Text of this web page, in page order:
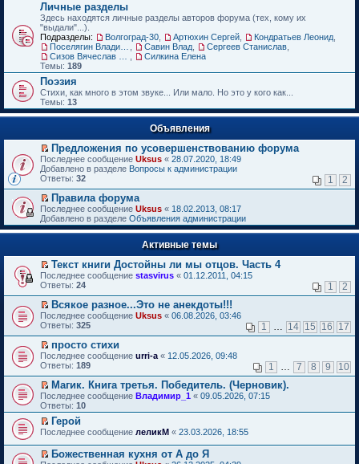
Личные разделы
Здесь находятся личные разделы авторов форума (тех, кому их
"выдали"...).
Подразделы:
Волгоград-30 Артюхин Сергей Кондратьев Леонид
Савин Влад Сергеев Станислав
Силкина Елена
Темы: 189
Поэзия
Стихи, как много в этом звуке... Или мало. Но это у кого как...
Темы: 13
Объявления
П
е
р
й
т
и
к
п
в
о
м
у
н
е
п
р
о
ч
и
т
а
н
н
о
м
у
с
о
о
Предложения по усовершенствованию форума
Последнее сообщение Uksus « 28.07.2020, 18:49
Добавлено в разделе Вопросы к администрации
Ответы: 32 1 2
П
е
р
е
т
и
к
п
р
в
о
м
у
н
е
п
р
о
ч
и
т
а
н
н
о
Правила форума
Последнее сообщение Uksus « 18.02.2013, 08:17
Добавлено в разделе Объявления администрации
Активные темы
П
е
е
й
т
и
п
е
р
в
о
м
у
н
е
п
р
о
Текст книги Достойны ли мы отцов. Часть 4
Последнее сообщение stasvirus « 01.12.2011, 04:15
Ответы: 24 1 2
П
е
е
й
т
и
к
п
е
р
в
о
м
у
н
Всякое разное...Это не анекдоты!!!
Последнее сообщение Uksus « 06.08.2026, 03:46
Ответы: 325 1 … 14 15 16 17
П
е
е
й
т
и
п
р
в
просто стихи
Последнее сообщение urri-a « 12.05.2026, 09:48
Ответы: 189 1 … 7 8 9 10
П
е
р
й
и
к
Магик. Книга третья. Победитель. (Черновик).
Последнее сообщение Владимир_1 « 09.05.2026, 07:15
Ответы: 10
П
р
е
Герой
Последнее сообщение леликМ « 23.03.2026, 18:55
Божественная кухня от А до Я